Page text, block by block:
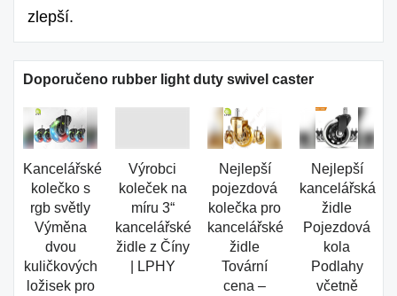
zlepší.
Doporučeno rubber light duty swivel caster
Kancelářské
kolečko s
rgb světly
Výměna
dvou
kuličkových
ložisek pro
Výrobci
koleček na
míru 3“
kancelářské
židle z Číny
| LPHY
Nejlepší
pojezdová
kolečka pro
kancelářské
židle
Tovární
cena –
Nejlepší
kancelářská
židle
Pojezdová
kola
Podlahy
včetně